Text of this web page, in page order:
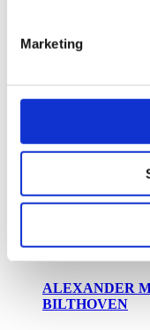
Marketing
Zorg
In de nieuwbouw
dwarslaesie- en
Loop Expertise
Lees meer
ALEXANDER
BILTHOVEN